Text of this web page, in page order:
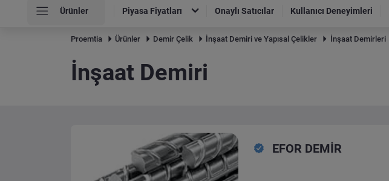
Ürünler Piyasa Fiyatları Onaylı Satıcılar Kullanıcı Deneyimleri
Proemtia Ürünler Demir Çelik İnşaat Demiri ve Yapısal Çelikler İnşaat Demirleri
İnşaat Demiri
EFOR DEMİR